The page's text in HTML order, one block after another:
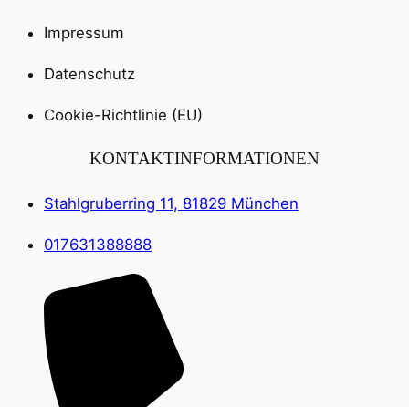
Impressum
Datenschutz
Cookie-Richtlinie (EU)
KONTAKTINFORMATIONEN
Stahlgruberring 11, 81829 München
017631388888